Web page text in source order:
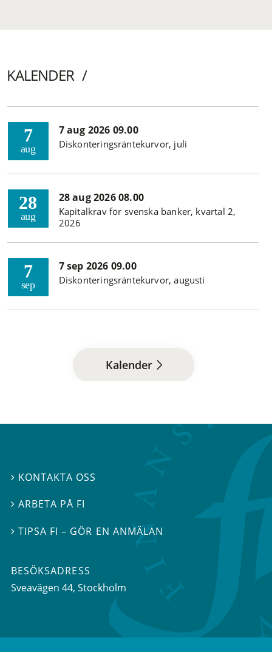
KALENDER
7
aug
7 aug 2026 09.00
Diskonteringsräntekurvor, juli
28
aug
28 aug 2026 08.00
Kapitalkrav för svenska banker, kvartal 2,
2026
7
sep
7 sep 2026 09.00
Diskonteringsräntekurvor, augusti
Kalender
 KONTAKTA OSS
ARBETA PÅ FI
TIPSA FI – GÖR EN ANMÄLAN
BESÖKSADRESS
Sveavägen 44, Stockholm